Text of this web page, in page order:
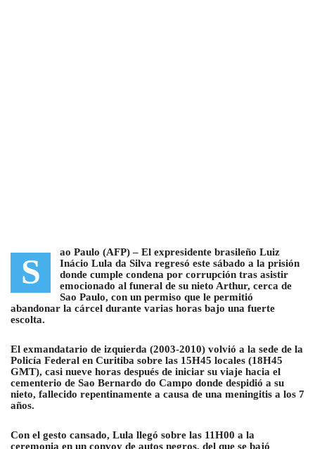
S ao Paulo (AFP) – El expresidente brasileño Luiz
Inácio Lula da Silva regresó este sábado a la prisión
donde cumple condena por corrupción tras asistir
emocionado al funeral de su nieto Arthur, cerca de
Sao Paulo, con un permiso que le permitió
abandonar la cárcel durante varias horas bajo una fuerte
escolta.
El exmandatario de izquierda (2003-2010) volvió a la sede de la
Policía Federal en Curitiba sobre las 15H45 locales (18H45
GMT), casi nueve horas después de iniciar su viaje hacia el
cementerio de Sao Bernardo do Campo donde despidió a su
nieto, fallecido repentinamente a causa de una meningitis a los 7
años.
Con el gesto cansado, Lula llegó sobre las 11H00 a la
ceremonia en un convoy de autos negros, del que se bajó